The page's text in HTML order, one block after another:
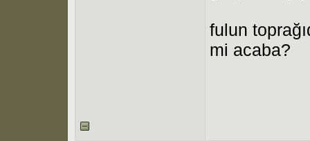
fulun
mi acaba?